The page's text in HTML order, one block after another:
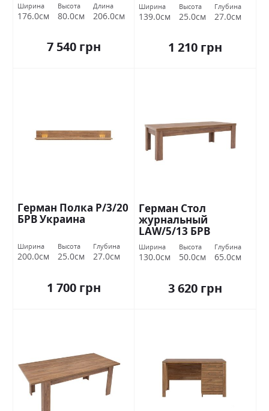
Ширина
176.0см
Высота
80.0см
Длина
206.0см
7 540 грн
Ширина
139.0см
Высота
25.0см
Глубина
27.0см
1 210 грн
Герман Полка Р/3/20
БРВ Украина
Ширина
200.0см
Высота
25.0см
Глубина
27.0см
1 700 грн
Герман Стол
журнальный
LAW/5/13 БРВ
Украина
Ширина
130.0см
Высота
50.0см
Глубина
65.0см
3 620 грн